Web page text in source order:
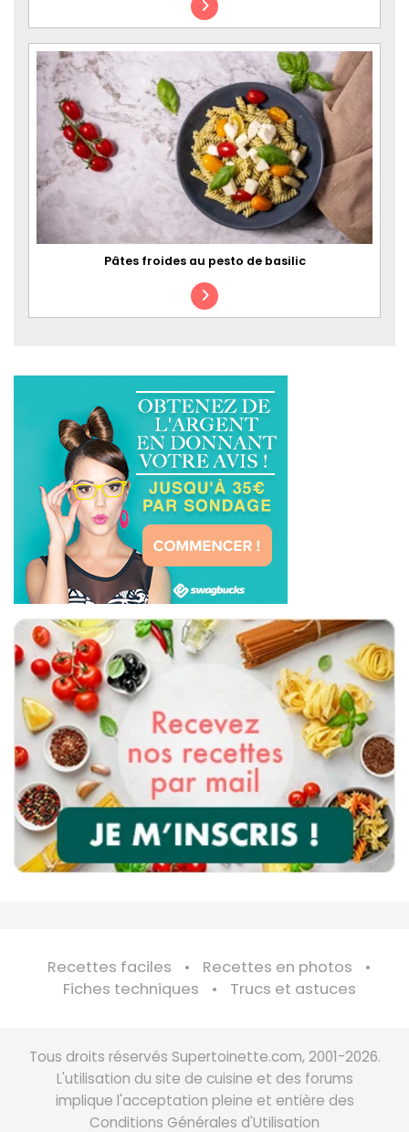
Pâtes froides au pesto de basilic
Recettes faciles
Recettes en photos
Fiches techniques
Trucs et astuces
Tous droits réservés Supertoinette.com, 2001-2026.
L'utilisation du site de cuisine et des forums
implique l'acceptation pleine et entière des
Conditions Générales d'Utilisation